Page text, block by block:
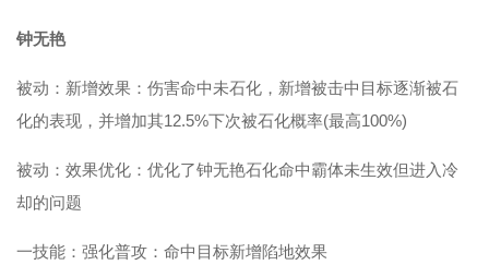
钟无艳
被动：新增效果：伤害命中未石化，新增被击中目标逐渐被石
化的表现，并增加其12.5%下次被石化概率(最高100%)
被动：效果优化：优化了钟无艳石化命中霸体未生效但进入冷
却的问题
一技能：强化普攻：命中目标新增陷地效果